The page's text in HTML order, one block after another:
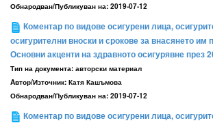
Обнародван/Публикуван на: 2019-07-12
Коментар по видове осигурени лица,
осигурителни вноски и срокове за внасянето им
Основни акценти на здравното осигурявне през
Тип на документа: авторски материал
Aвтор/Източник: Катя Кашъмова
Обнародван/Публикуван на: 2019-07-12
Коментар по видове осигурени лица,